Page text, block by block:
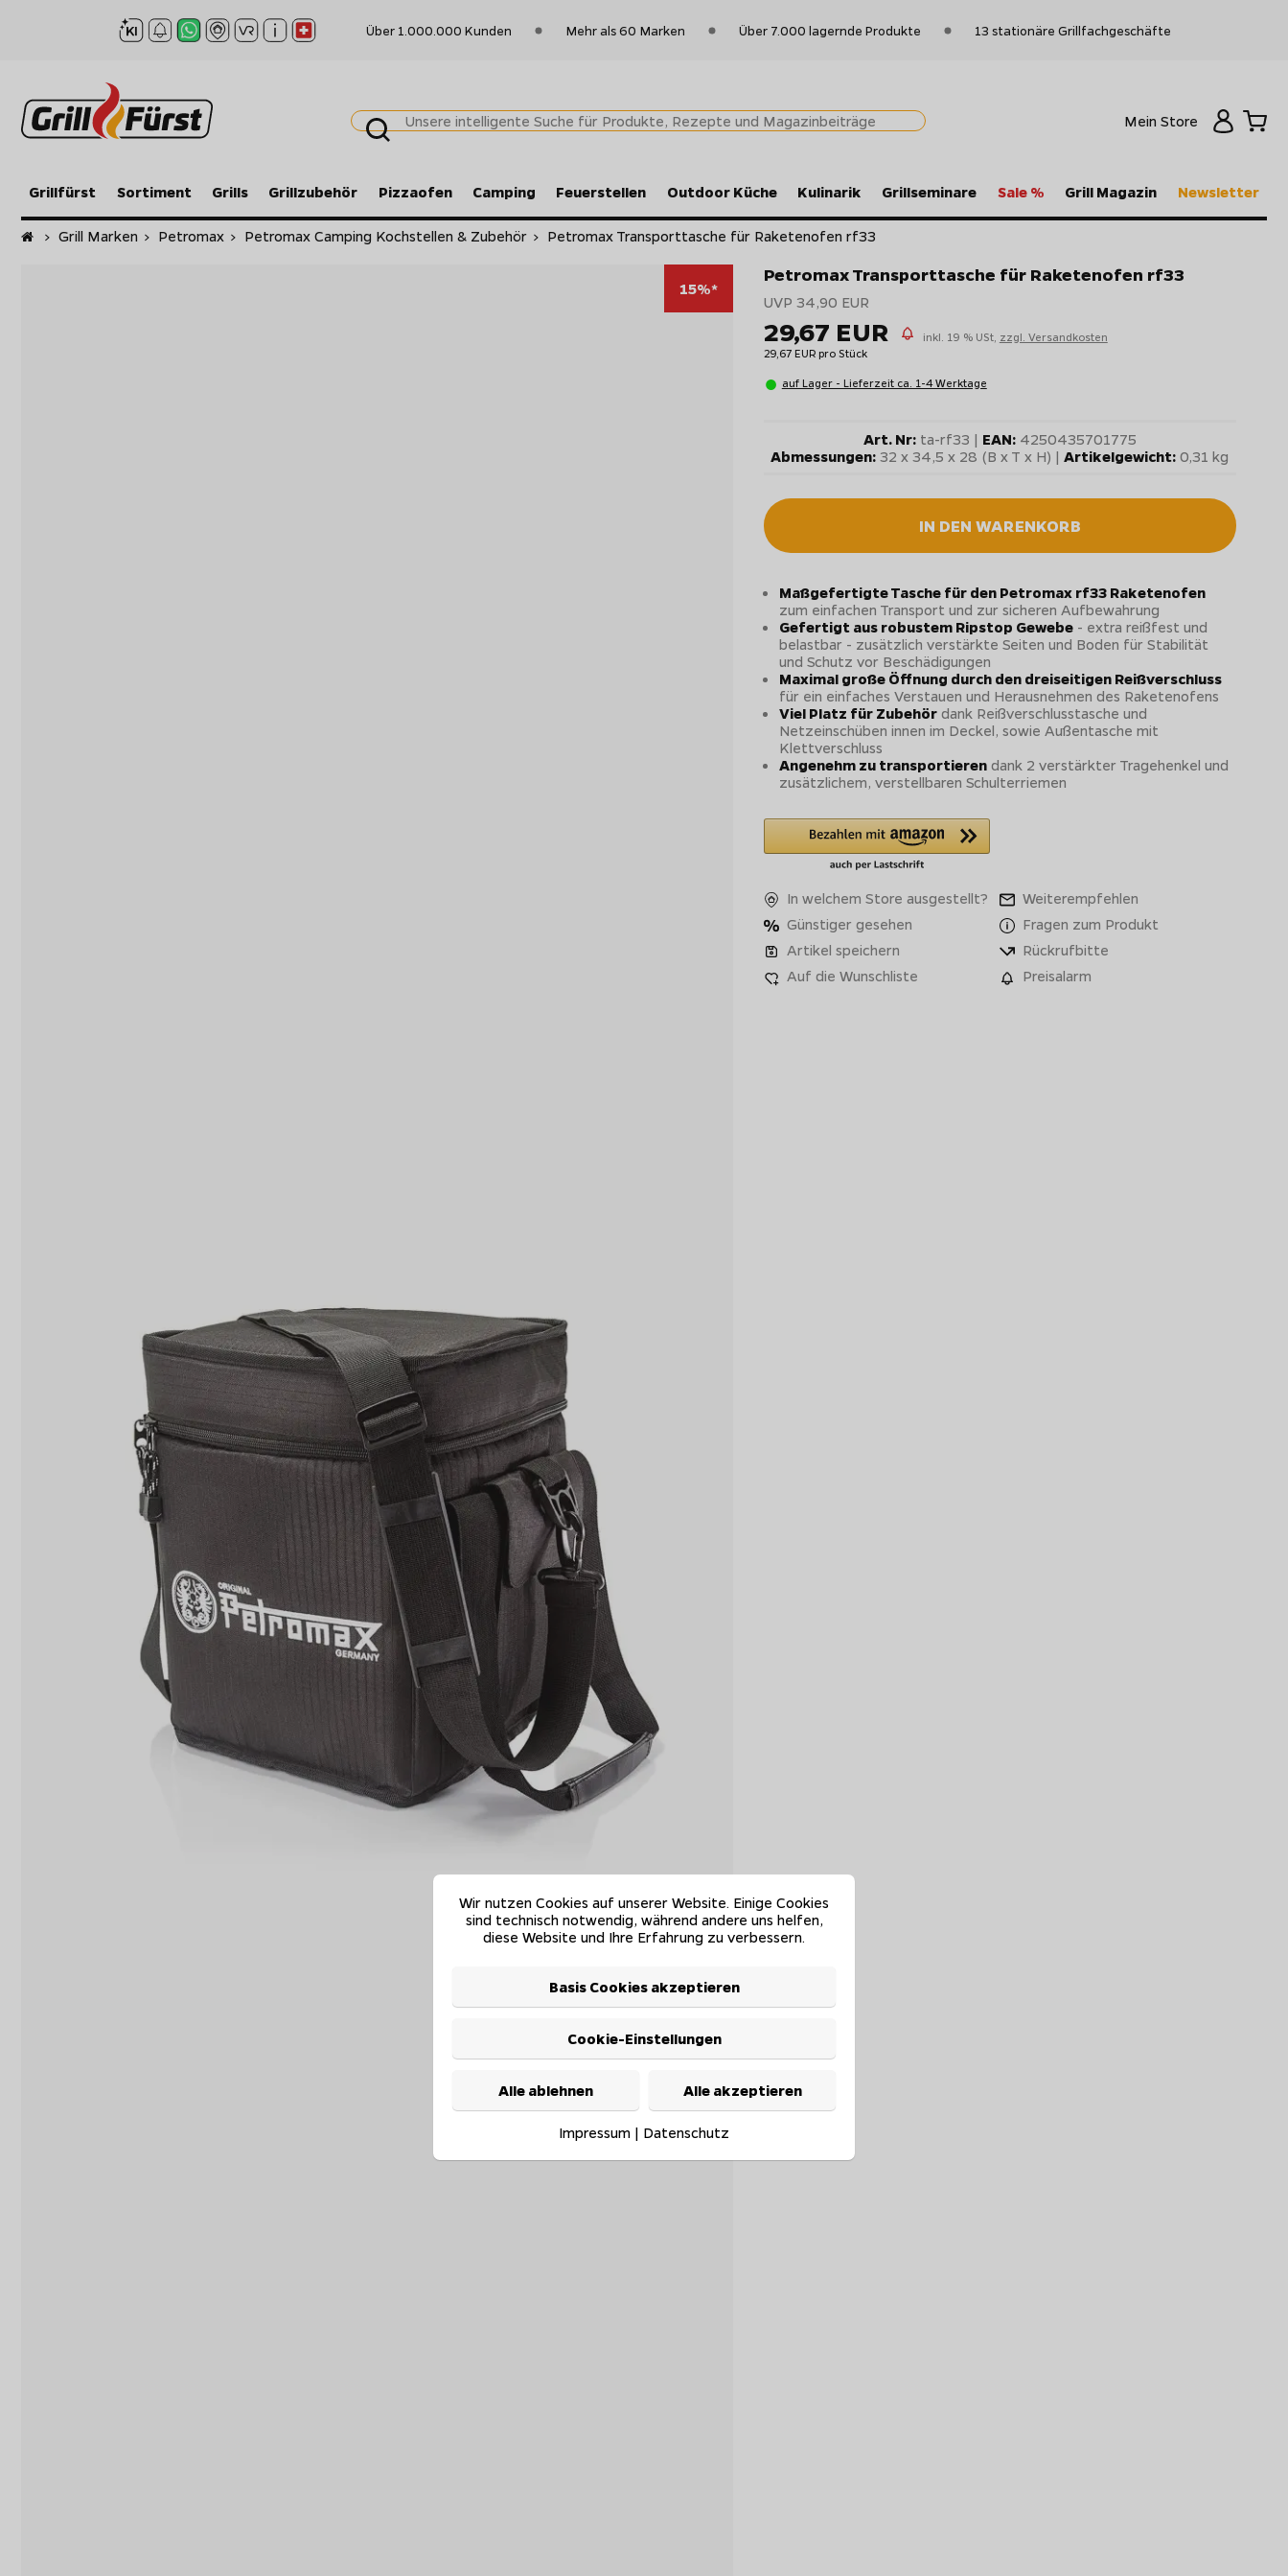
Über 1.000.000 Kunden Mehr als 60 Marken Über 7.000 lagernde Produkte 13 stationäre Grillfachgeschäfte
Mein Store
Grillfürst Sortiment Grills Grillzubehör Pizzaofen Camping Feuerstellen Outdoor Küche Kulinarik Grillseminare Sale % Grill Magazin Newsletter
Startseite
> Grill Marken > Petromax > Petromax Camping Kochstellen & Zubehör > Petromax Transporttasche für Raketenofen rf33
15%*
Petromax Transporttasche für Raketenofen rf33
UVP 34,90 EUR
29,67 EUR inkl. 19 % USt, zzgl. Versandkosten
29,67 EUR pro Stück
auf Lager - Lieferzeit ca. 1-4 Werktage
Art. Nr:ta-rf33 | EAN:4250435701775
Abmessungen: 32 x 34,5 x 28 (B x T x H) |Artikelgewicht: 0,31 kg
IN DEN WARENKORB
Maßgefertigte Tasche für den Petromax rf33 Raketenofen
zum einfachen Transport und zur sicheren Aufbewahrung
Gefertigt aus robustem Ripstop Gewebe- extra reißfest und
belastbar - zusätzlich verstärkte Seiten und Boden für Stabilität
und Schutz vor Beschädigungen
Maximal große Öffnung durch den dreiseitigen Reißverschluss
für ein einfaches Verstauen und Herausnehmen des Raketenofens
Viel Platz für Zubehördank Reißverschlusstasche und
Netzeinschüben innen im Deckel, sowie Außentasche mit
Klettverschluss
Angenehm zu transportierendank 2 verstärkter Tragehenkel und
zusätzlichem, verstellbaren Schulterriemen
In welchem Store ausgestellt?
Weiterempfehlen
Günstiger gesehen
Fragen zum Produkt
Artikel speichern
Rückrufbitte
Auf die Wunschliste
Preisalarm
Wir nutzen Cookies auf unserer Website. Einige Cookies
sind technisch notwendig, während andere uns helfen,
diese Website und Ihre Erfahrung zu verbessern.
Basis Cookies akzeptieren
Cookie-Einstellungen
Alle ablehnen Alle akzeptieren
Impressum | Datenschutz